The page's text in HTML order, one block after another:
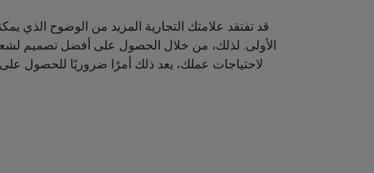
قد تفتقد علامتك التجارية المزيد من الوضوح الذي
الأولى. لذلك، من خلال الحصول على أفضل تصميم
لاحتياجات عملك، يعد ذلك أمرًا ضروريًا للحصول